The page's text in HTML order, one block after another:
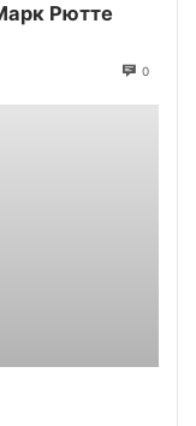
Рютте
0